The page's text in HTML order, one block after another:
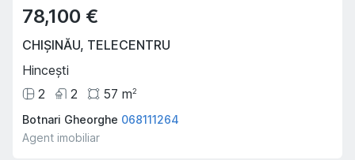
78,100 €
CHIȘINĂU, TELECENTRU
Hincești
2
2 57 m2
Botnari Gheorghe 068111264
Agent imobiliar